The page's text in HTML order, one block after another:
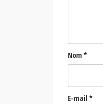
Nom *
E-mail *